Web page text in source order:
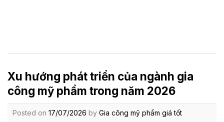
Xu hướng phát triển của ngành gia
công mỹ phẩm trong năm 2026
Posted on 17/07/2026 by Gia công mỹ phẩm giá tốt